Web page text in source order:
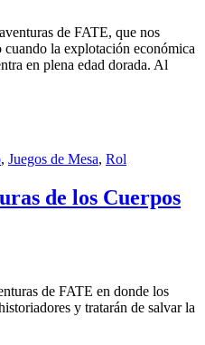
de FATE, que nos
la explotación económica
en plena edad dorada. Al
, Juegos de Mesa, Rol
de los Cuerpos
de FATE en donde los
y tratarán de salvar la